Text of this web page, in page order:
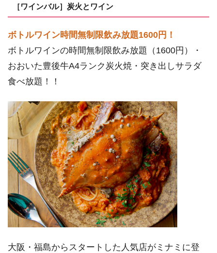
［ワインバル］炭火とワイン
ボトルワイン時間無制限飲み放題1600円！
ボトルワインの時間無制限飲み放題（1600円）・
おおいた豊後牛A4ランク炭火焼・突き出しサラダ
食べ放題！！
大阪・福島からスタートした人気店がミナミに登